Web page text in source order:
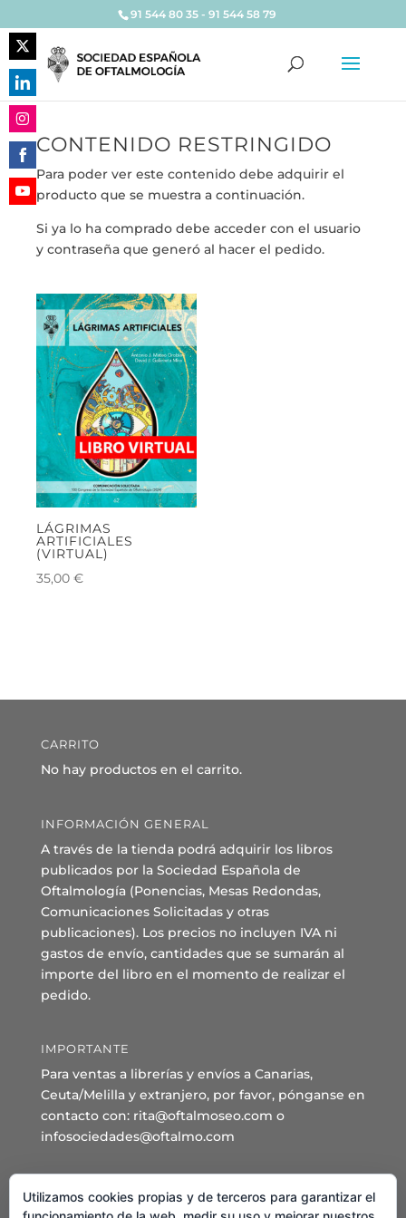
91 544 80 35 - 91 544 58 79
CONTENIDO RESTRINGIDO
Para poder ver este contenido debe adquirir el
producto que se muestra a continuación.
Si ya lo ha comprado debe acceder con el usuario
y contraseña que generó al hacer el pedido.
LÁGRIMAS
ARTIFICIALES
(VIRTUAL)
35,00 €
CARRITO
No hay productos en el carrito.
INFORMACIÓN GENERAL
A través de la tienda podrá adquirir los libros
publicados por la Sociedad Española de
Oftalmología (Ponencias, Mesas Redondas,
Comunicaciones Solicitadas y otras
publicaciones). Los precios no incluyen IVA ni
gastos de envío, cantidades que se sumarán al
importe del libro en el momento de realizar el
pedido.
IMPORTANTE
Para ventas a librerías y envíos a Canarias,
Ceuta/Melilla y extranjero, por favor, pónganse en
contacto con: rita@oftalmoseo.com o
infosociedades@oftalmo.com
Sede Administrativa y Secretaría General
Share
on
Twitter
Share
on
LinkedIn
Share
on
Instagram
Share
on
Facebook
YouTube
Utilizamos cookies propias y de terceros para garantizar el